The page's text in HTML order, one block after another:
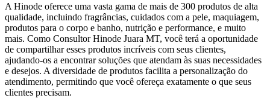
A Hinode oferece uma vasta gama de mais de 300 produtos de alta
qualidade, incluindo fragrâncias, cuidados com a pele, maquiagem,
produtos para o corpo e banho, nutrição e performance, e muito
mais. Como Consultor Hinode Juara MT, você terá a oportunidade
de compartilhar esses produtos incríveis com seus clientes,
ajudando-os a encontrar soluções que atendam às suas necessidades
e desejos. A diversidade de produtos facilita a personalização do
atendimento, permitindo que você ofereça exatamente o que seus
clientes precisam.